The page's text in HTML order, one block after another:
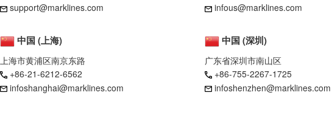
support@marklines.com
infous@marklines.com
中国 (上海)
上海市黄浦区南京东路
+86-21-6212-6562
infoshanghai@marklines.com
中国 (深圳)
广东省深圳市南山区
+86-755-2267-1725
infoshenzhen@marklines.com